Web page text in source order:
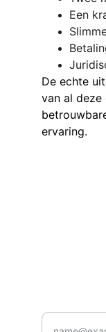
Een
De echte
van al deze
ervaring.